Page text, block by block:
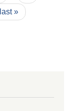
last »